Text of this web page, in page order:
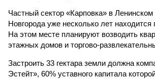
Частный сектор «Карповка» в
Новгорода уже несколько лет находится
На этом месте планируют возводить
этажных домов и торгово-
Застроить 33 гектара земли должна
Эстейт», 60% уставного капитала